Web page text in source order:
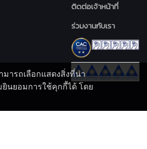
ารถเลือกแสดงสิ่งที่น่า
นยอมการใช้คุกกี้ได้ โดย
ติดต่อเจ้าหน้าที่
ร่วมงานกับเรา